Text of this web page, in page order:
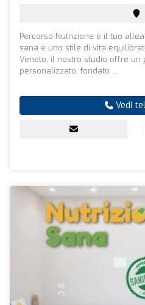
Percorso Nutrizione è il tuo
sana e uno stile di vita
Veneto, il nostro studio offre un
personalizzato, fondato ...
Vedi